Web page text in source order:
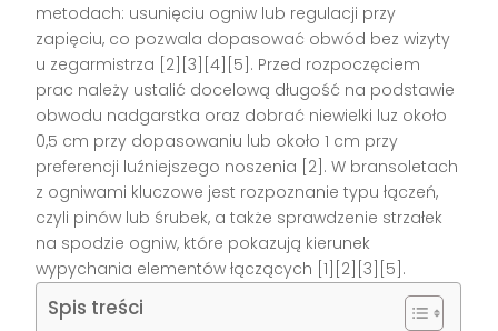
metodach: usunięciu ogniw lub regulacji przy
zapięciu, co pozwala dopasować obwód bez wizyty
u zegarmistrza [2][3][4][5]. Przed rozpoczęciem
prac należy ustalić docelową długość na podstawie
obwodu nadgarstka oraz dobrać niewielki luz około
0,5 cm przy dopasowaniu lub około 1 cm przy
preferencji luźniejszego noszenia [2]. W bransoletach
z ogniwami kluczowe jest rozpoznanie typu łączeń,
czyli pinów lub śrubek, a także sprawdzenie strzałek
na spodzie ogniw, które pokazują kierunek
wypychania elementów łączących [1][2][3][5].
Spis treści